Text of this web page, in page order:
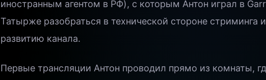
иностранным агентом в РФ), с которым Антон играл в
Татырже разобраться в технической стороне стриминга
развитию канала.
Первые трансляции Антон проводил прямо из комнаты,